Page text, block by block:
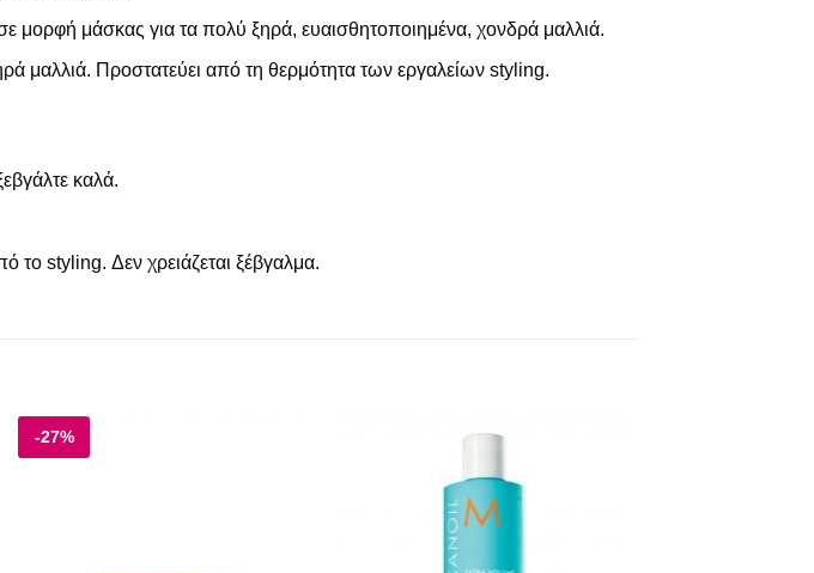
μάσκας για τα πολύ ξηρά, ευαισθητοποιημένα, χονδρά μαλλιά.
μαλλιά. Προστατεύει από τη θερμότητα των εργαλείων styling.
καλά.
το styling. Δεν χρειάζεται ξέβγαλμα.
-27%